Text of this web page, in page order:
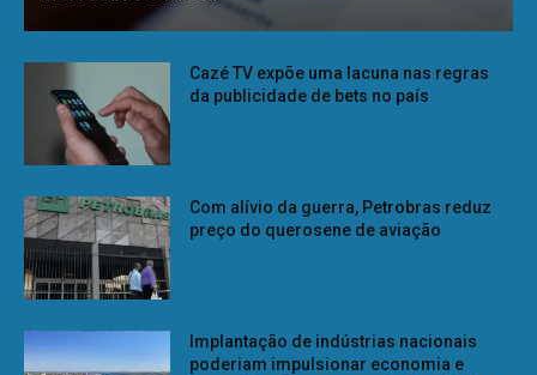
Cazé TV expõe uma lacuna nas regras
da publicidade de bets no país
Com alívio da guerra, Petrobras reduz
preço do querosene de aviação
Implantação de indústrias nacionais
poderiam impulsionar economia e